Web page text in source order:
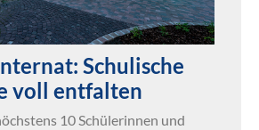
Schulische
voll entfalten
10 Schülerinnen und